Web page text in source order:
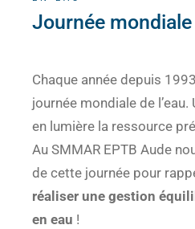
Journée mondiale
Chaque année depuis
journée mondiale de
en lumière la ressource
Au SMMAR EPTB Aude
de cette journée pour
réaliser une gestion
en eau !